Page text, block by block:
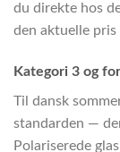
du direkte hos
den aktuelle pris
Kategori 3 og
Til dansk
standarden —
Polariserede